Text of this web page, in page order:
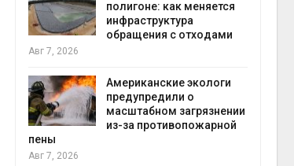
полигоне: как меняется
инфраструктура
обращения с отходами
Авг 7, 2026
Американские экологи
предупредили о
масштабном загрязнении
из-за противопожарной
пены
Авг 7, 2026